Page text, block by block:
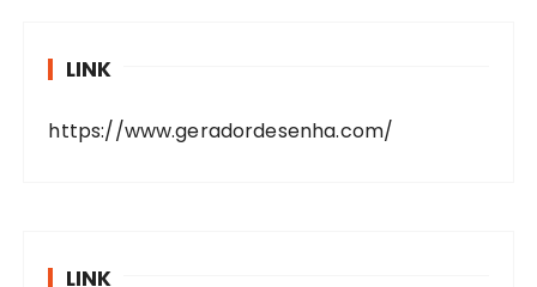
LINK
https://www.geradordesenha.com/
LINK